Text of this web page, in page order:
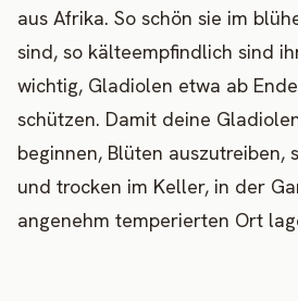
aus Afrika. So schön sie im
sind, so kälteempfindlich sind
wichtig, Gladiolen etwa ab
schützen. Damit deine
beginnen, Blüten
und trocken im Keller, in der
angenehm temperierten Ort